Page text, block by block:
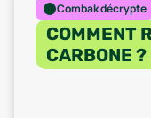
Combak décrypte
COMMENT
CARBONE ?